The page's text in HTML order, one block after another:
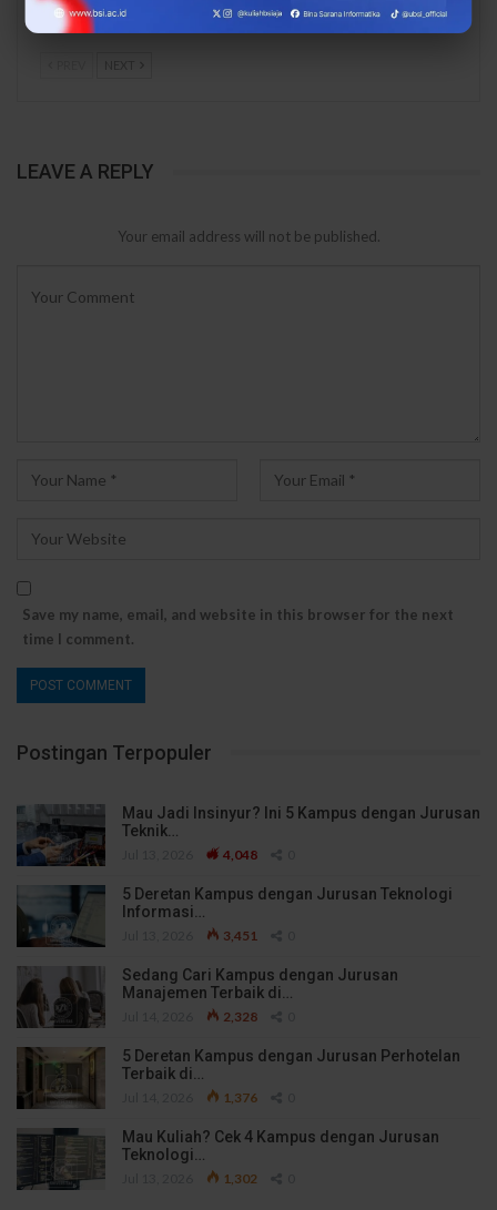
Sebelum…
LEAVE A REPLY
Your email address will not be published.
Save my name, email, and website in this browser for the next
time I comment.
Postingan Terpopuler
Mau Jadi Insinyur? Ini 5 Kampus dengan Jurusan
Teknik…
4,048
5 Deretan Kampus dengan Jurusan Teknologi
Informasi…
3,451
Sedang Cari Kampus dengan Jurusan
Manajemen Terbaik di…
2,328
5 Deretan Kampus dengan Jurusan Perhotelan
Terbaik di…
1,376
Mau Kuliah? Cek 4 Kampus dengan Jurusan
Teknologi…
1,302